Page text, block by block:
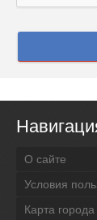
О сайте
Условия
Карта города